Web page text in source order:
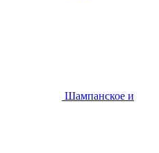
Шампанское и